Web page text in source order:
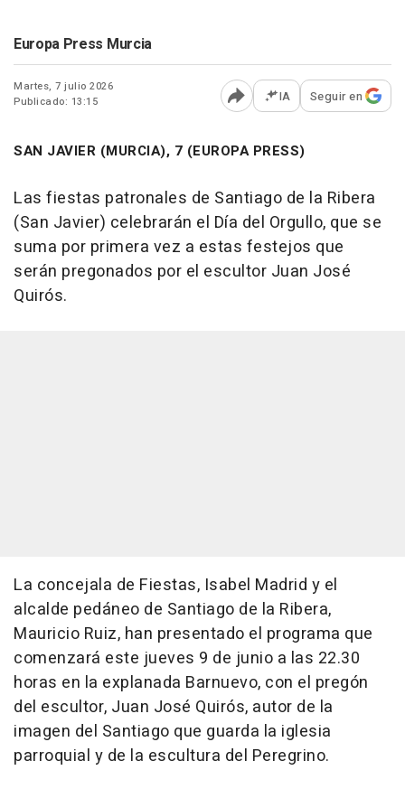
Europa Press Murcia
Martes, 7 julio 2026
Publicado: 13:15
Abrir opciones para
IA Seguir en
SAN JAVIER (MURCIA), 7 (EUROPA PRESS)
Las fiestas patronales de Santiago de la Ribera
(San Javier) celebrarán el Día del Orgullo, que se
suma por primera vez a estas festejos que
serán pregonados por el escultor Juan José
Quirós.
La concejala de Fiestas, Isabel Madrid y el
alcalde pedáneo de Santiago de la Ribera,
Mauricio Ruiz, han presentado el programa que
comenzará este jueves 9 de junio a las 22.30
horas en la explanada Barnuevo, con el pregón
del escultor, Juan José Quirós, autor de la
imagen del Santiago que guarda la iglesia
parroquial y de la escultura del Peregrino.